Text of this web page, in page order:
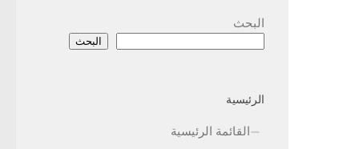
البحث
البحث
الرئيسية
القائمة الرئيسية